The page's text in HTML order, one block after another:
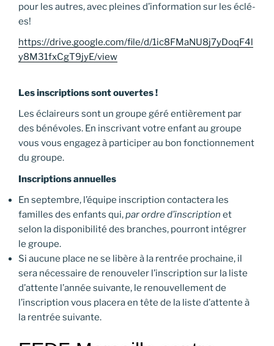
pour les autres, avec pleines d’information sur les éclé-
es!
https://drive.google.com/file/d/1ic8FMaNU8j7yDoqF4l
y8M31fxCgT9jyE/view
Les inscriptions sont ouvertes !
Les éclaireurs sont un groupe géré entièrement par
des bénévoles. En inscrivant votre enfant au groupe
vous vous engagez à participer au bon fonctionnement
du groupe.
Inscriptions annuelles
En septembre, l’équipe inscription contactera les
familles des enfants qui,par ordre d’inscription et
selon la disponibilité des branches, pourront intégrer
le groupe.
Si aucune place ne se libère à la rentrée prochaine, il
sera nécessaire de renouveler l’inscription sur la liste
d’attente l’année suivante, le renouvellement de
l’inscription vous placera en tête de la liste d’attente à
la rentrée suivante.